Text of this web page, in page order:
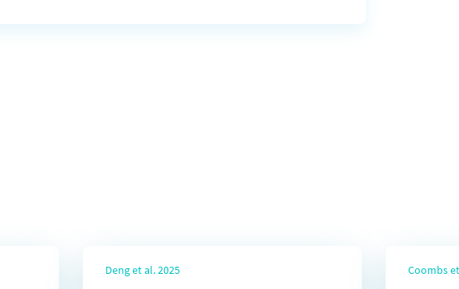
Deng et al. 2025 Coombs